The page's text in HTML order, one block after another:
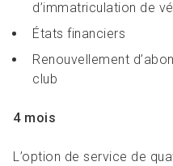
d’immatriculation de
États financiers
Renouvellement
club
4 mois
L’option de service de